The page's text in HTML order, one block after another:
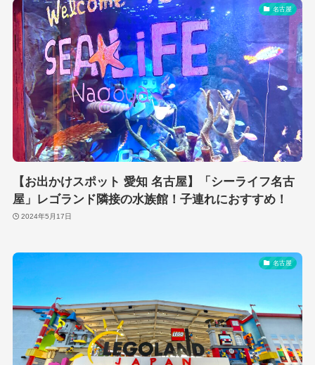
名古屋
【お出かけスポット 愛知 名古屋】「シーライフ名古
屋」レゴランド隣接の水族館！子連れにおすすめ！
2024年5月17日
名古屋